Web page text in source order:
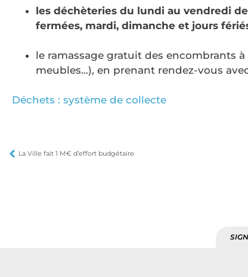
les déchèteries du lundi au vendredi
fermées, mardi, dimanche et jours
le ramassage gratuit des encombrants
meubles…), en prenant rendez-vous
Déchets : système de collecte
La Ville fait 1 M€ d’effort budgétaire